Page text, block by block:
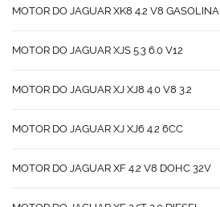
MOTOR DO JAGUAR XK8 4.2 V8 GASOLINA
MOTOR DO JAGUAR XJS 5.3 6.0 V12
MOTOR DO JAGUAR XJ XJ8 4.0 V8 3.2
MOTOR DO JAGUAR XJ XJ6 4.2 6CC
MOTOR DO JAGUAR XF 4.2 V8 DOHC 32V